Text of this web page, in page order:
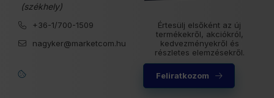
(székhely)
+36-1/700-1509
nagyker@marketcom.hu
Értesülj elsőként az új
termékekről, akciókról,
kedvezményekről és
részletes elemzésekről.
Feliratkozom